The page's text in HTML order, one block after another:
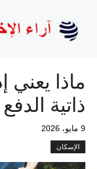
المحتوى
ماذا يعني
ذاتية الدفع
9 مايو، 2026
الإسكان